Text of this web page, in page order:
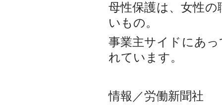
母性保護は、女性
いもの。
事業主サイドにあ
れています。
情報／労働新聞社